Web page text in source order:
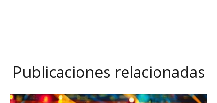
Publicaciones relacionadas